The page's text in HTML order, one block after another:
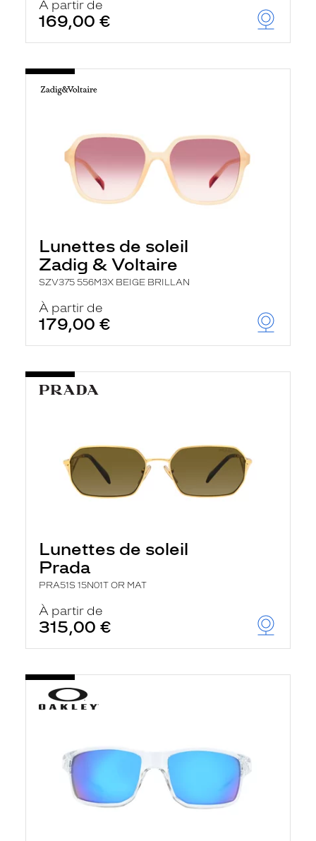
À partir de
169,00 €
Lunettes de soleil
Zadig & Voltaire
SZV375 556M3X BEIGE BRILLAN
À partir de
179,00 €
Lunettes de soleil
Prada
PRA51S 15N01T OR MAT
À partir de
315,00 €